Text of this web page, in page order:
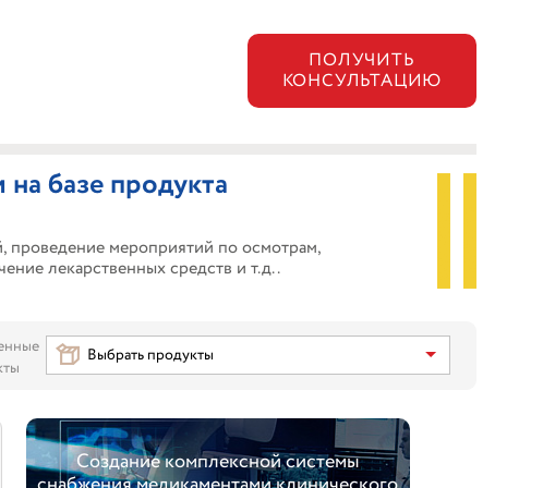
ПОЛУЧИТЬ
КОНСУЛЬТАЦИЮ
базе продукта
проведение мероприятий по осмотрам,
лекарственных средств и т.д..
Выбрать продукты
Создание комплексной системы